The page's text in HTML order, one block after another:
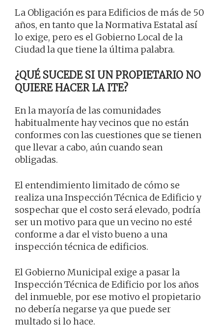
La Obligación es para Edificios de más de 50
años, en tanto que la Normativa Estatal así
lo exige, pero es el Gobierno Local de la
Ciudad la que tiene la última palabra.
¿QUÉ SUCEDE SI UN PROPIETARIO NO
QUIERE HACER LA ITE?
En la mayoría de las comunidades
habitualmente hay vecinos que no están
conformes con las cuestiones que se tienen
que llevar a cabo, aún cuando sean
obligadas.
El entendimiento limitado de cómo se
realiza una Inspección Técnica de Edificio y
sospechar que el costo será elevado, podría
ser un motivo para que un vecino no esté
conforme a dar el visto bueno a una
inspección técnica de edificios.
El Gobierno Municipal exige a pasar la
Inspección Técnica de Edificio por los años
del inmueble, por ese motivo el propietario
no debería negarse ya que puede ser
multado si lo hace.